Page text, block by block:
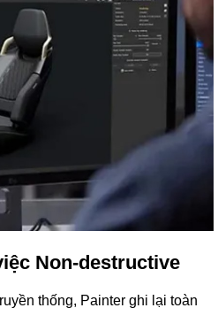
Non-destructive
thống, Painter ghi lại toàn